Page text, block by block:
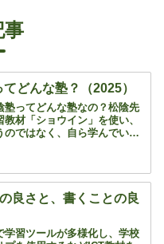
事
どんな塾？（2025）
塾ってどんな塾なの？松陰先
教材「ショウイン」を使い、
のではなく、自ら学んでいく
先生の言う通り「ショウイ
て、自分で解説...
良さと、書くことの良
学習ツールが多様化し、学校